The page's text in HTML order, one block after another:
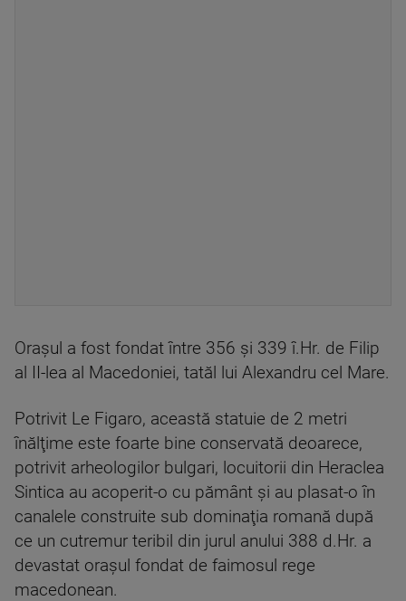
Oraşul a fost fondat între 356 şi 339 î.Hr. de Filip
al II-lea al Macedoniei, tatăl lui Alexandru cel Mare.
Potrivit Le Figaro, această statuie de 2 metri
înălţime este foarte bine conservată deoarece,
potrivit arheologilor bulgari, locuitorii din Heraclea
Sintica au acoperit-o cu pământ şi au plasat-o în
canalele construite sub dominaţia romană după
ce un cutremur teribil din jurul anului 388 d.Hr. a
devastat oraşul fondat de faimosul rege
macedonean.